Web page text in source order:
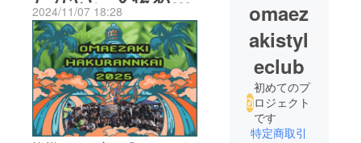
ごとうございまし
た。
2024/11/07 18:28
omaez
akistyl
eclub
初めてのプ
ロジェクト
です
特定商取引